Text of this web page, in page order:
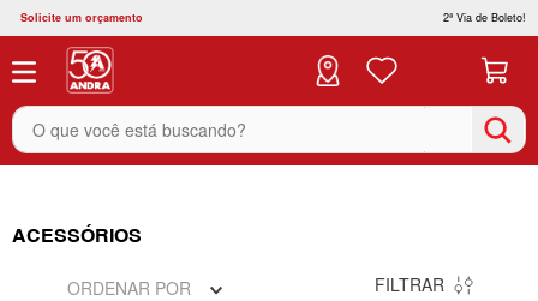
Solicite um orçamento 2ª Via de Boleto!
O que você está buscando?
ACESSÓRIOS
ORDENAR POR FILTRAR